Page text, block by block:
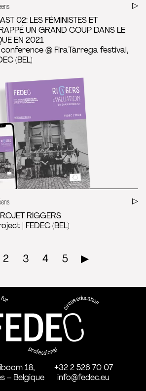
02: LES FÉMINISTES ET
UN GRAND COUP DANS LE
EN 2021
conference @ FiraTàrrega festival,
(BEL)
RIGGERS
| FEDEC (BEL)
2 3 4 5 ▶︎
FEDEC - Réseau
professionnelle aux arts du
18,
– Belgique
+32 2 526 70 07
info@fedec.eu